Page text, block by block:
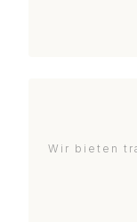
Wir bieten